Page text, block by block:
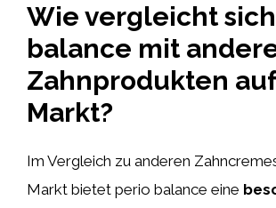
Wie vergleicht
balance mit
Zahnprodukten
Markt?
Im Vergleich zu anderen
Markt bietet perio balance eine